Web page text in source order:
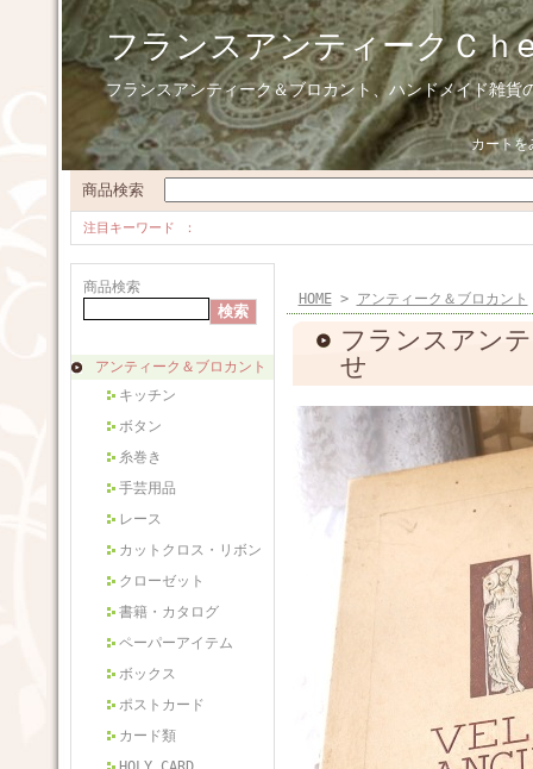
フランスアンティークＣｈ
フランスアンティーク＆ブロカント、ハンドメイド雑貨
カートを
商品検索
注目キーワード
商品検索
アンティーク＆ブロカント
キッチン
ボタン
糸巻き
手芸用品
レース
カットクロス・リボン
クローゼット
書籍・カタログ
ペーパーアイテム
ボックス
ポストカード
カード類
HOME> アンティーク＆ブロカント
フランスアン
せ